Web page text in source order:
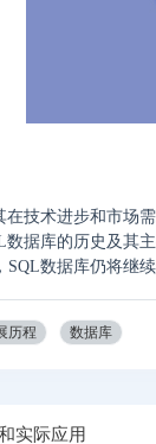
在技术进步和市场
据库的历史及其
数据库仍将继
历程 数据库
实际应用